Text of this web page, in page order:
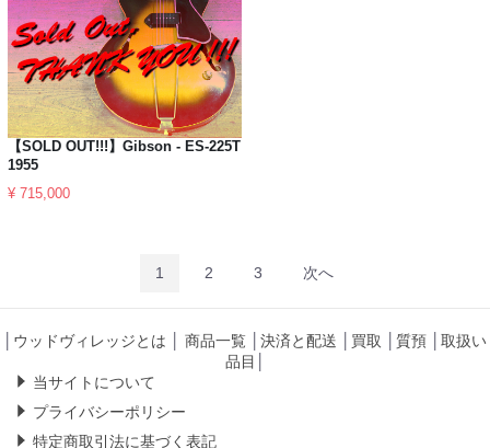
【SOLD OUT!!!】Gibson - ES-225T
1955
¥ 715,000
1 2 3 次へ
ウッドヴィレッジとは 商品一覧 決済と配送 買取 質預
取扱い
品目
当サイトについて
プライバシーポリシー
特定商取引法に基づく表記